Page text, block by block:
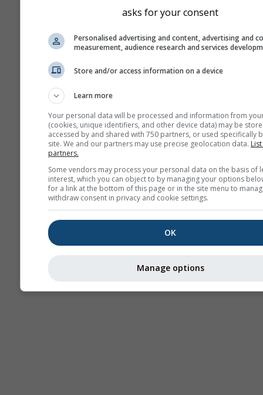
მეტი ამინდის მონაცემი
ამინდის არქივი
asks for your consent
Personalised advertising and content, advertising and
measurement, audience research and services
Store and/or access information on a device
Learn more
Your personal data will be processed and information from
(cookies, unique identifiers, and other device data) may be
accessed by and shared with 750 partners, or used specifically
site. We and our partners may use precise geolocation data.
partners.
Some vendors may process your personal data on the basis of
interest, which you can object to by managing your options
for a link at the bottom of this page or in the site menu to
withdraw consent in privacy and cookie settings.
OK
Manage options